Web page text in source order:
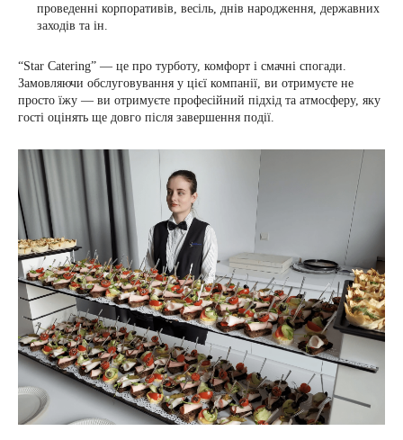
проведенні корпоративів, весіль, днів народження, державних
заходів та ін.
“Star Catering” — це про турботу, комфорт і смачні спогади.
Замовляючи обслуговування у цієї компанії, ви отримуєте не
просто їжу — ви отримуєте професійний підхід та атмосферу, яку
гості оцінять ще довго після завершення події.